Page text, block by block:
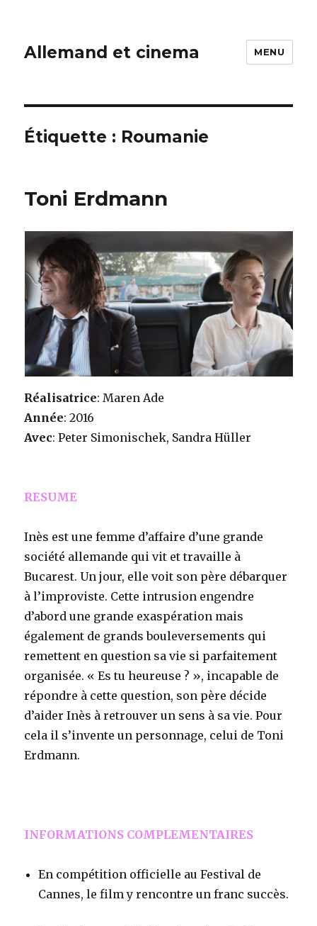
Allemand et cinema MENU
Étiquette : Roumanie
Toni Erdmann
Réalisatrice: Maren Ade
Année: 2016
Avec: Peter Simonischek, Sandra Hüller
RESUME
Inès est une femme d’affaire d’une grande
société allemande qui vit et travaille à
Bucarest. Un jour, elle voit son père débarquer
à l’improviste. Cette intrusion engendre
d’abord une grande exaspération mais
également de grands bouleversements qui
remettent en question sa vie si parfaitement
organisée. « Es tu heureuse ? », incapable de
répondre à cette question, son père décide
d’aider Inès à retrouver un sens à sa vie. Pour
cela il s’invente un personnage, celui de Toni
Erdmann.
INFORMATIONS COMPLEMENTAIRES
En compétition officielle au Festival de
Cannes, le film y rencontre un franc succès.